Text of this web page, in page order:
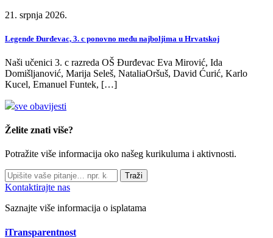
21. srpnja 2026.
Legende Đurđevac, 3. c ponovno među najboljima u Hrvatskoj
Naši učenici 3. c razreda OŠ Đurđevac Eva Mirović, Ida
Domišljanović, Marija Seleš, NataliaOršuš, David Ćurić, Karlo
Kucel, Emanuel Funtek, […]
sve obavijesti
Želite znati više?
Potražite više informacija oko našeg kurikuluma i aktivnosti.
Traži
Kontaktirajte nas
Saznajte više informacija o isplatama
iTransparentnost